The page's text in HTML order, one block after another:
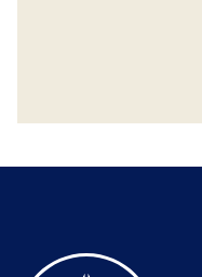
Til forsiden